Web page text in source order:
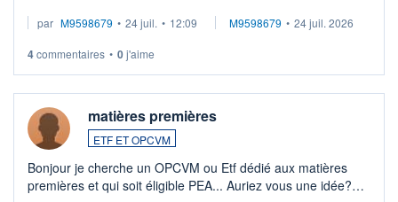
veux procéder à la vente, on me signale ...
par M9598679 • 24 juil. • 12:09 M9598679 • 24 juil. 2026
4commentaires • 0j'aime
matières premières
ETF ET OPCVM
Bonjour je cherche un OPCVM ou Etf dédié aux matières
premières et qui soit éligible PEA... Auriez vous une idée?